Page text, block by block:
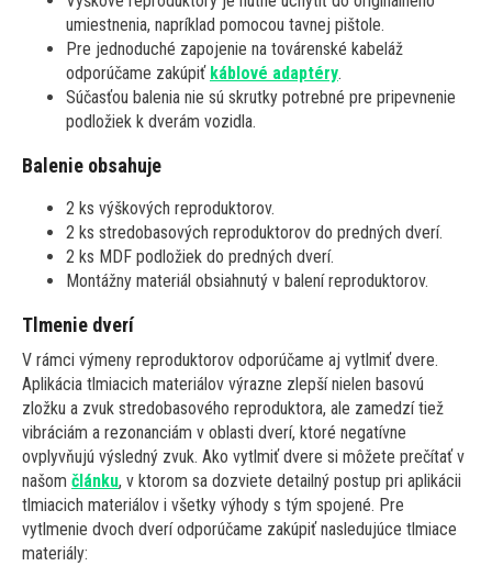
umiestnenia, napríklad pomocou tavnej pištole.
Pre jednoduché zapojenie na továrenské kabeláž
odporúčame zakúpiť káblové adaptéry.
Súčasťou balenia nie sú skrutky potrebné pre pripevnenie
podložiek k dverám vozidla.
Balenie obsahuje
2 ks výškových reproduktorov.
2 ks stredobasových reproduktorov do predných dverí.
2 ks MDF podložiek do predných dverí.
Montážny materiál obsiahnutý v balení reproduktorov.
Tlmenie dverí
V rámci výmeny reproduktorov odporúčame aj vytlmiť dvere.
Aplikácia tlmiacich materiálov výrazne zlepší nielen basovú
zložku a zvuk stredobasového reproduktora, ale zamedzí tiež
vibráciám a rezonanciám v oblasti dverí, ktoré negatívne
ovplyvňujú výsledný zvuk. Ako vytlmiť dvere si môžete prečítať v
našom článku, v ktorom sa dozviete detailný postup pri aplikácii
tlmiacich materiálov i všetky výhody s tým spojené. Pre
vytlmenie dvoch dverí odporúčame zakúpiť nasledujúce tlmiace
materiály: